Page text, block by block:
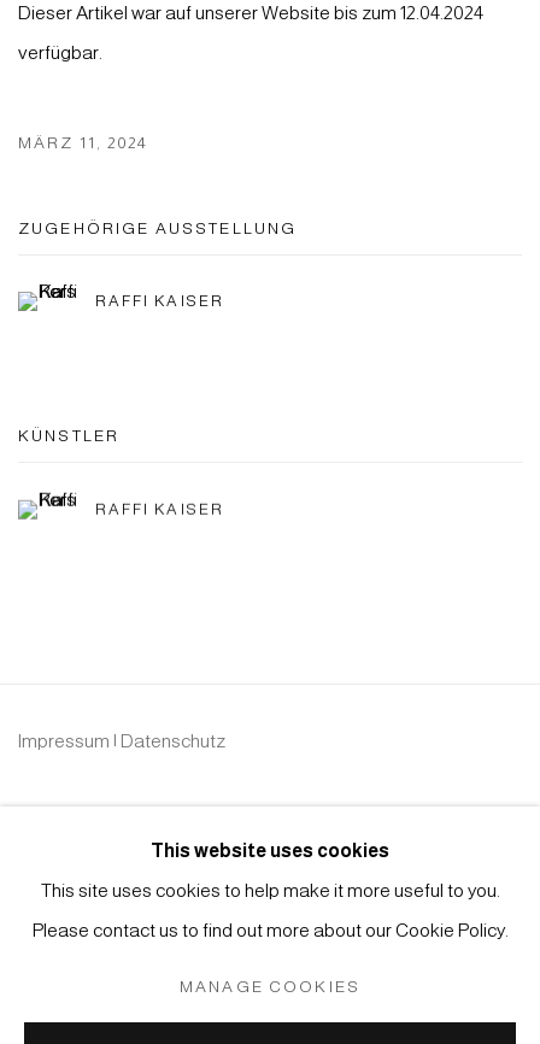
Dieser Artikel war auf unserer Website bis zum 12.04.2024
verfügbar.
MÄRZ 11, 2024
ZUGEHÖRIGE AUSSTELLUNG
RAFFI KAISER
KÜNSTLER
RAFFI KAISER
Impressum | Datenschutz
Manage cookies
This website uses cookies
This site uses cookies to help make it more useful to you.
Please contact us to find out more about our Cookie Policy.
MANAGE COOKIES